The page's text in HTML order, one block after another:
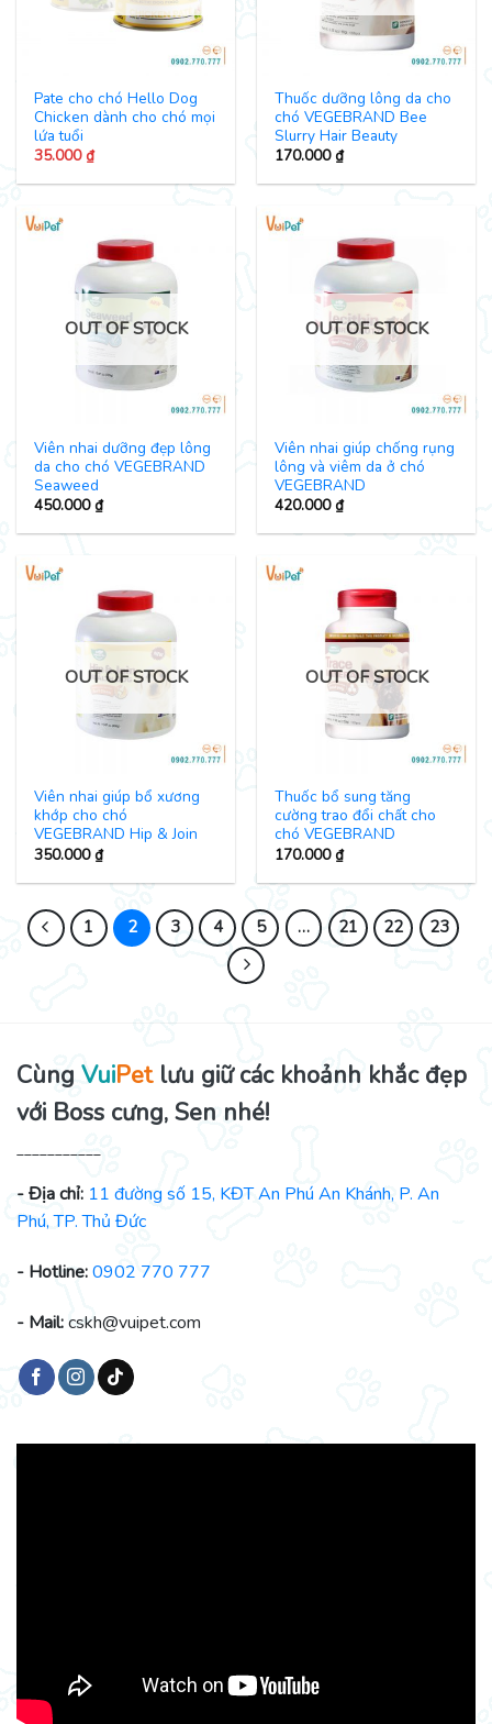
Pate cho chó Hello Dog
Chicken dành cho chó mọi
lứa tuổi
35.000₫
Thuốc dưỡng lông da cho
chó VEGEBRAND Bee
Slurry Hair Beauty
170.000₫
OUT OF STOCK
Viên nhai dưỡng đẹp lông
da cho chó VEGEBRAND
Seaweed
450.000₫
OUT OF STOCK
Viên nhai giúp chống rụng
lông và viêm da ở chó
VEGEBRAND
420.000₫
OUT OF STOCK
Viên nhai giúp bổ xương
khớp cho chó
VEGEBRAND Hip & Join
350.000₫
OUT OF STOCK
Thuốc bổ sung tăng
cường trao đổi chất cho
chó VEGEBRAND
170.000₫
1 2 3 4 5 … 21 22 23
Cùng VuiPetlưu giữ các khoảnh khắc đẹp
với Boss cưng, Sen nhé!
___________
- Địa chỉ: 11 đường số 15, KĐT An Phú An Khánh, P. An
Phú, TP. Thủ Đức
- Hotline:0902 770 777
- Mail:cskh@vuipet.com